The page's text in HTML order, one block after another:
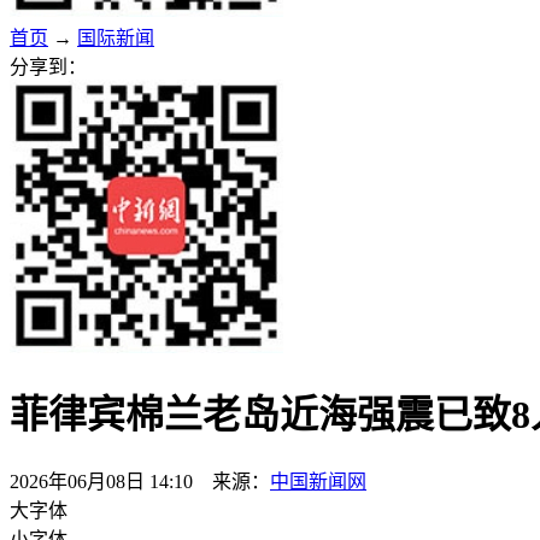
首页 → 国际新闻
分享到：
菲律宾棉兰老岛近海强震已致
2026年06月08日 14:10 来源： 中国新闻网
大字体